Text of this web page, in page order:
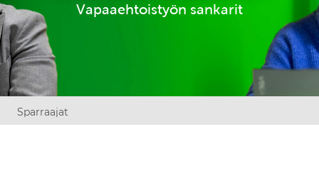
Vapaaehtoistyön sankarit
Sparraajat